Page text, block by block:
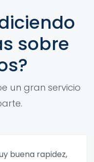
sobre
un gran servicio
buena rapidez,